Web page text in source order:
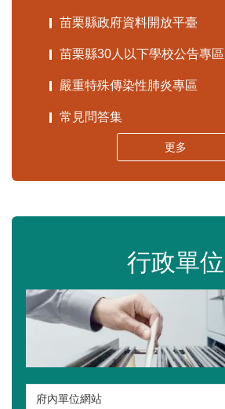
苗栗縣政府資料開放平臺
苗栗縣30人以下學校公告專區
嚴重特殊傳染性肺炎專區
常見問答集
更多
行政單位